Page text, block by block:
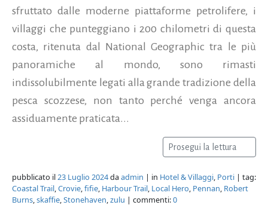
sfruttato dalle moderne piattaforme petrolifere, i
villaggi che punteggiano i 200 chilometri di questa
costa, ritenuta dal National Geographic tra le più
panoramiche al mondo, sono rimasti
indissolubilmente legati alla grande tradizione della
pesca scozzese, non tanto perché venga ancora
assiduamente praticata...
Prosegui la lettura
pubblicato il23 Luglio 2024daadmin | in Hotel & Villaggi, Porti | tag:
Coastal Trail,Crovie,fifie, Harbour Trail, Local Hero, Pennan, Robert
Burns,skaffie,Stonehaven,zulu | commenti:0